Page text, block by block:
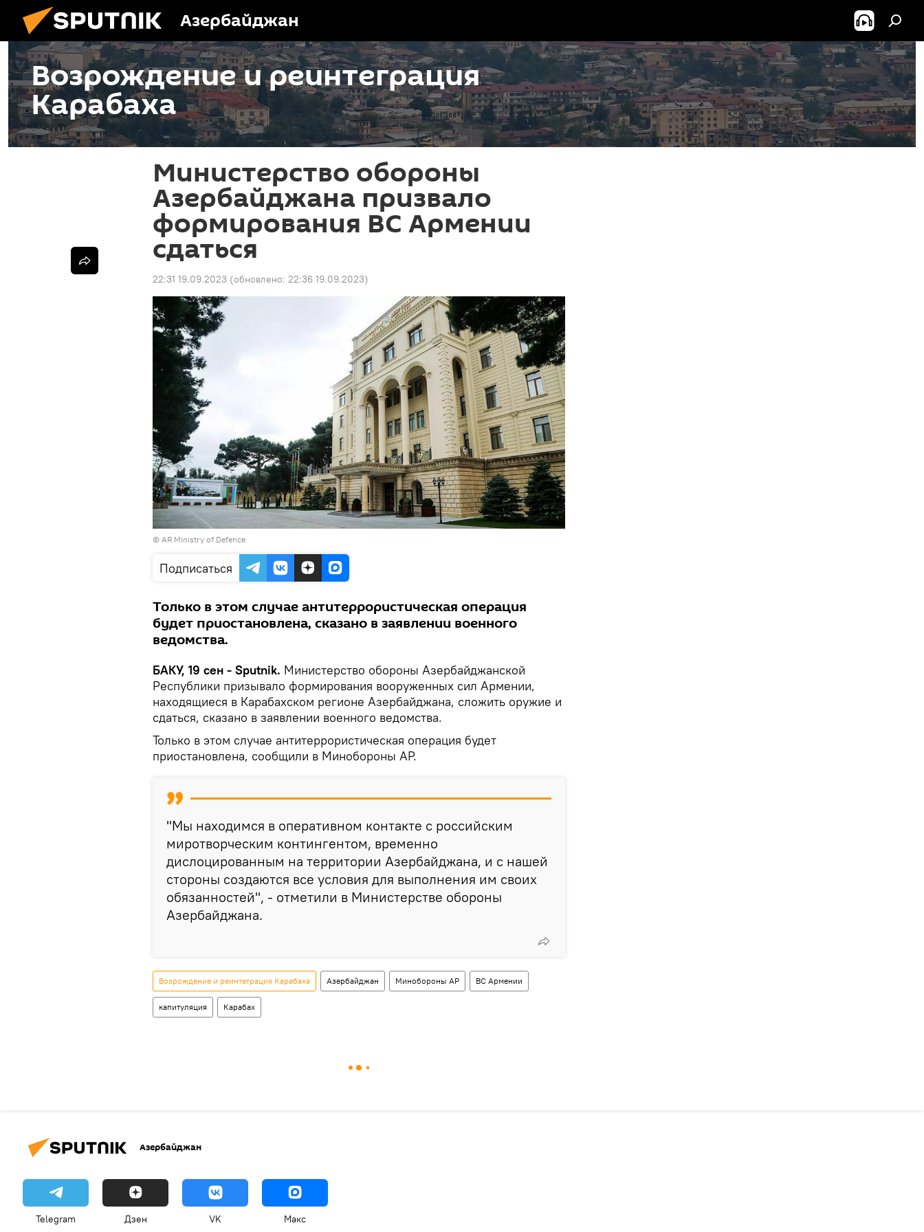
Азербайджан
Возрождение и реинтеграция
Карабаха
Министерство обороны
Азербайджана призвало
формирования ВС Армении
сдаться
22:31 19.09.2023 (обновлено: 22:36 19.09.2023)
© AR Ministry of Defence
Подписаться
Только в этом случае антитеррористическая операция
будет приостановлена, сказано в заявлении военного
ведомства.
БАКУ, 19 сен - Sputnik. Министерство обороны Азербайджанской
Республики призывало формирования вооруженных сил Армении,
находящиеся в Карабахском регионе Азербайджана, сложить оружие и
сдаться, сказано в заявлении военного ведомства.
Только в этом случае антитеррористическая операция будет
приостановлена, сообщили в Минобороны АР.
"Мы находимся в оперативном контакте с российским
миротворческим контингентом, временно
дислоцированным на территории Азербайджана, и с нашей
стороны создаются все условия для выполнения им своих
обязанностей", - отметили в Министерстве обороны
Азербайджана.
Возрождение и реинтеграция Карабаха Азербайджан Минобороны АР ВС Армении
капитуляция Карабах
Азербайджан
Telegram Дзен VK Макс